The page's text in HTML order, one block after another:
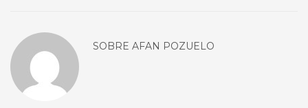
SOBRE AFAN POZUELO